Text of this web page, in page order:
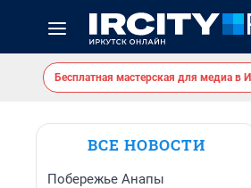
Бесплатная мастерская для медиа в
ВСЕ НОВОСТИ
Побережье Анапы